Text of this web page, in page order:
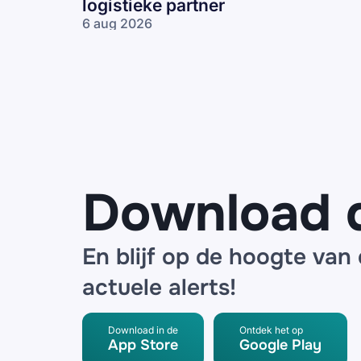
logistieke partner
6 aug 2026
Download
En blijf op de hoogte van
actuele alerts!
Download in de
App Store
Ontdek het op
Google Play